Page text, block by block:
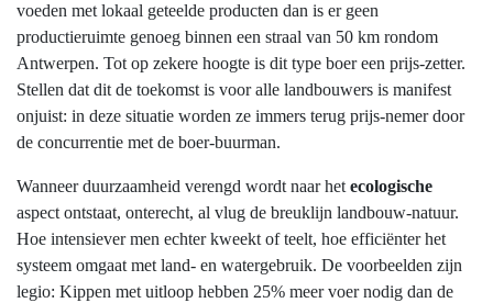
voeden met lokaal geteelde producten dan is er geen
productieruimte genoeg binnen een straal van 50 km rondom
Antwerpen. Tot op zekere hoogte is dit type boer een prijs-zetter.
Stellen dat dit de toekomst is voor alle landbouwers is manifest
onjuist: in deze situatie worden ze immers terug prijs-nemer door
de concurrentie met de boer-buurman.
Wanneer duurzaamheid verengd wordt naar het ecologische
aspect ontstaat, onterecht, al vlug de breuklijn landbouw-natuur.
Hoe intensiever men echter kweekt of teelt, hoe efficiënter het
systeem omgaat met land- en watergebruik. De voorbeelden zijn
legio: Kippen met uitloop hebben 25% meer voer nodig dan de